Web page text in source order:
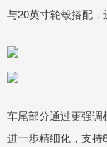
与20英寸轮毂搭配，
车尾部分通过更强
进一步精细化，支